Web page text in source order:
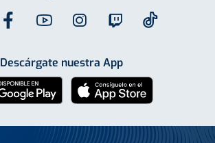
Descárgate nuestra App